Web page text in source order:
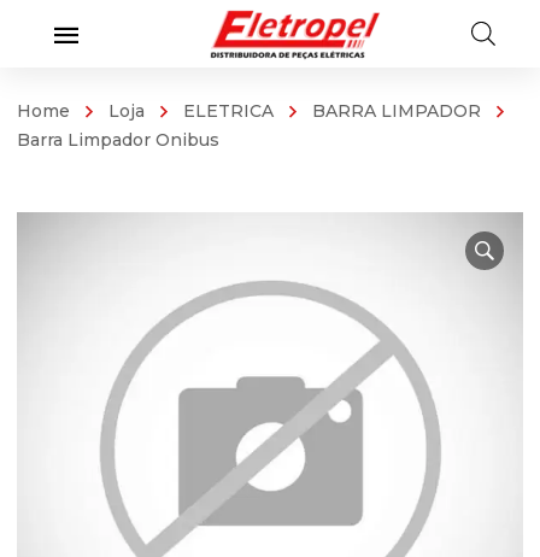
Home Loja ELETRICA
BARRA LIMPADOR
Barra Limpador Onibus